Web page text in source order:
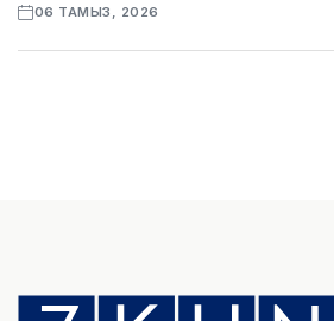
06 ТАМЫЗ, 2026
Алматы қалалық МКД мүлікті